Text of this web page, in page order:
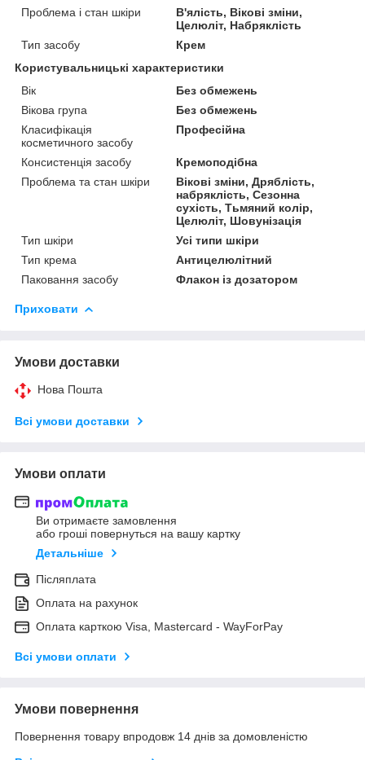
Проблема і стан шкіри
В'ялість, Вікові зміни,
Целюліт, Набряклість
Тип засобу
Крем
Користувальницькі характеристики
Вік
Без обмежень
Вікова група
Без обмежень
Класифікація
косметичного засобу
Професійна
Консистенція засобу
Кремоподібна
Проблема та стан шкіри
Вікові зміни, Дряблість,
набряклість, Сезонна
сухість, Тьмяний колір,
Целюліт, Шовунізація
Тип шкіри
Усі типи шкіри
Тип крема
Антицелюлітний
Паковання засобу
Флакон із дозатором
Приховати
Умови доставки
Нова Пошта
Всі умови доставки
Умови оплати
Ви отримаєте замовлення
або гроші повернуться на вашу картку
Детальніше
Післяплата
Оплата на рахунок
Оплата карткою Visa, Mastercard - WayForPay
Всі умови оплати
Умови повернення
Повернення товару впродовж 14 днів за домовленістю